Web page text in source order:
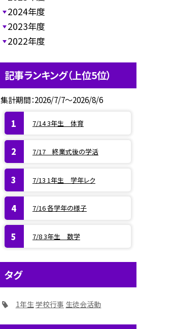
2024年度
2023年度
2022年度
記事ランキング（上位5位）
集計期間：2026/7/7～2026/8/6
7/14 3年生 体育
7/17 終業式後の学活
7/13 1年生 学年レク
7/16 各学年の様子
7/8 3年生 数学
タグ
1年生 学校行事 生徒会活動